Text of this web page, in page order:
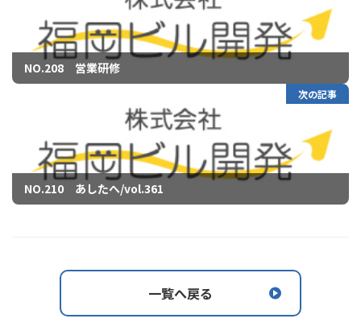
NO.208 営業研修
次の記事
NO.210 あしたへ/vol.361
一覧へ戻る